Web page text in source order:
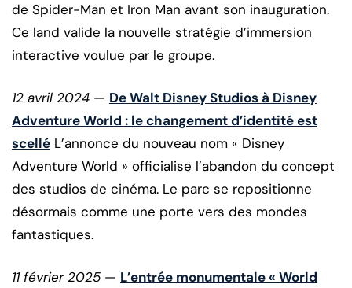
de Spider-Man et Iron Man avant son inauguration.
Ce land valide la nouvelle stratégie d’immersion
interactive voulue par le groupe.
12 avril 2024 — De Walt Disney Studios à Disney
Adventure World : le changement d’identité est
scellé L’annonce du nouveau nom « Disney
Adventure World » officialise l’abandon du concept
des studios de cinéma. Le parc se repositionne
désormais comme une porte vers des mondes
fantastiques.
11 février 2025 — L’entrée monumentale « World